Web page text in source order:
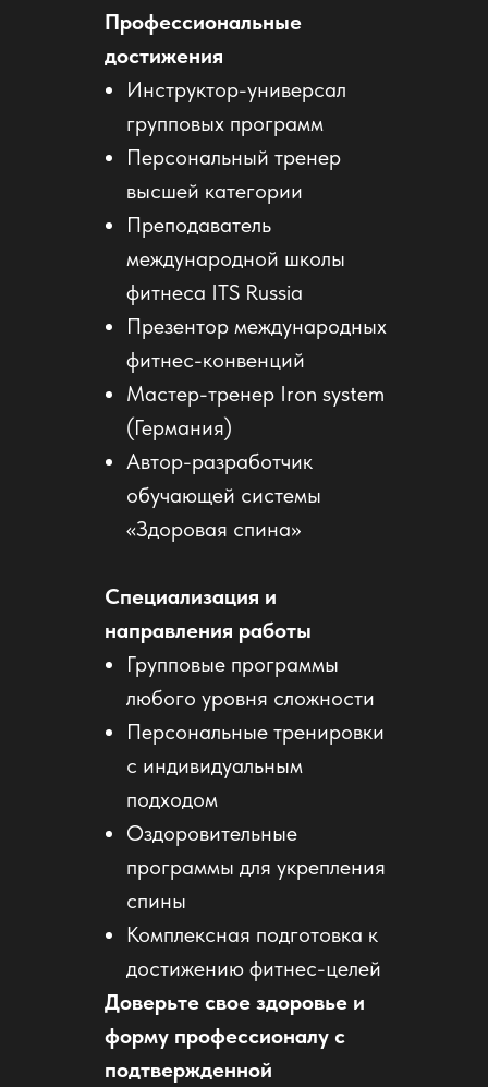
Профессиональные
достижения
Инструктор-универсал
групповых программ
Персональный тренер
высшей категории
Преподаватель
международной школы
фитнеса ITS Russia
Презентор международных
фитнес-конвенций
Мастер-тренер Iron system
(Германия)
Автор-разработчик
обучающей системы
«Здоровая спина»
Специализация и
направления работы
Групповые программы
любого уровня сложности
Персональные тренировки
с индивидуальным
подходом
Оздоровительные
программы для укрепления
спины
Комплексная подготовка к
достижению фитнес-целей
Доверьте свое здоровье и
форму профессионалу с
подтвержденной